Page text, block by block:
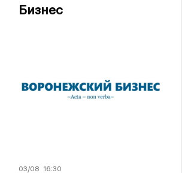
Бизнес
03/08 16:30